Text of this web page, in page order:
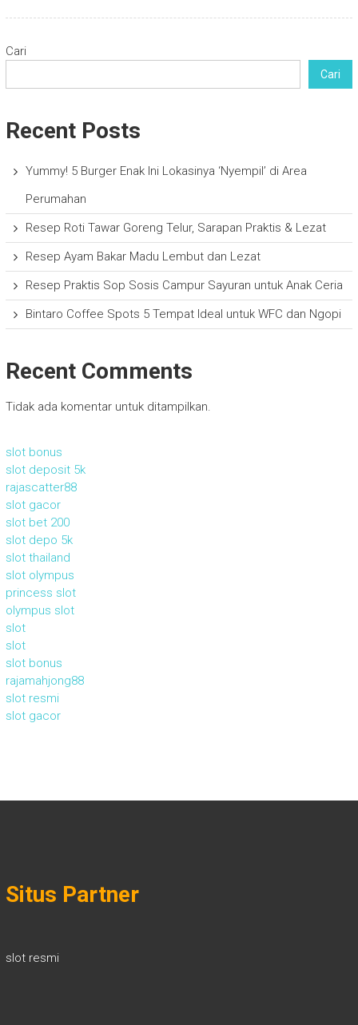
Cari
Cari
Recent Posts
Yummy! 5 Burger Enak Ini Lokasinya ‘Nyempil’ di Area
Perumahan
Resep Roti Tawar Goreng Telur, Sarapan Praktis & Lezat
Resep Ayam Bakar Madu Lembut dan Lezat
Resep Praktis Sop Sosis Campur Sayuran untuk Anak Ceria
Bintaro Coffee Spots 5 Tempat Ideal untuk WFC dan Ngopi
Recent Comments
Tidak ada komentar untuk ditampilkan.
slot bonus
slot deposit 5k
rajascatter88
slot gacor
slot bet 200
slot depo 5k
slot thailand
slot olympus
princess slot
olympus slot
slot
slot
slot bonus
rajamahjong88
slot resmi
slot gacor
Situs Partner
slot resmi